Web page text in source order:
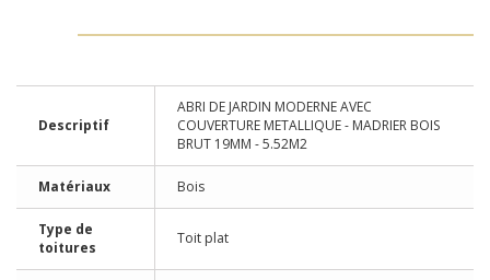
Descriptif
ABRI DE JARDIN MODERNE AVEC
COUVERTURE METALLIQUE - MADRIER BOIS
BRUT 19MM - 5.52M2
Matériaux Bois
Type de
toitures
Toit plat